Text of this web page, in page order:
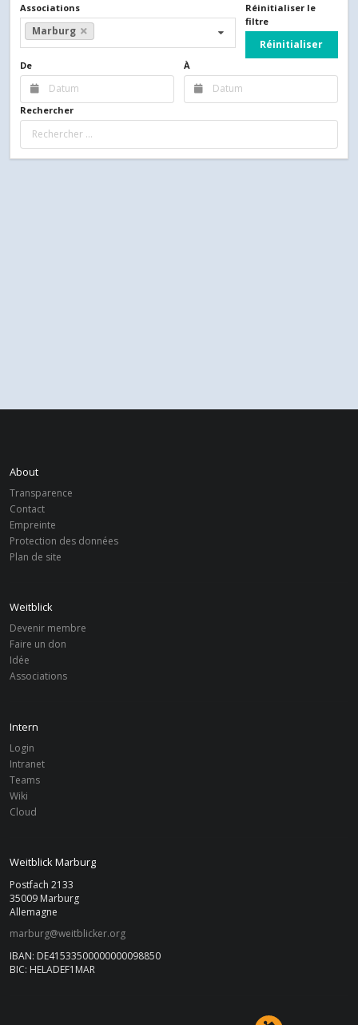
Associations
Marburg
Réinitialiser le
filtre
Réinitialiser
De À
Rechercher
About
Transparence
Contact
Empreinte
Protection des données
Plan de site
Weitblick
Devenir membre
Faire un don
Idée
Associations
Intern
Login
Intranet
Teams
Wiki
Cloud
Weitblick Marburg
Postfach 2133
35009 Marburg
Allemagne
marburg@weitblicker.org
IBAN: DE41533500000000098850
BIC: HELADEF1MAR